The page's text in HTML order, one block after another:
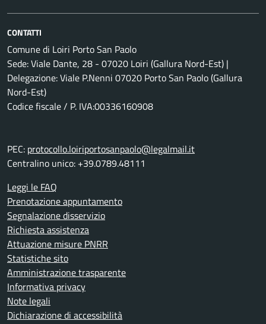
CONTATTI
Comune di Loiri Porto San Paolo
Sede: Viale Dante, 28 - 07020 Loiri (Gallura Nord-Est) |
Delegazione: Viale P.Nenni 07020 Porto San Paolo (Gallura
Nord-Est)
Codice fiscale / P. IVA:00336160908
PEC: protocollo.loiriportosanpaolo@legalmail.it
Centralino unico: +39.0789.48111
Leggi le FAQ
Prenotazione appuntamento
Segnalazione disservizio
Richiesta assistenza
Attuazione misure PNRR
Statistiche sito
Amministrazione trasparente
Informativa privacy
Note legali
Dichiarazione di accessibilità